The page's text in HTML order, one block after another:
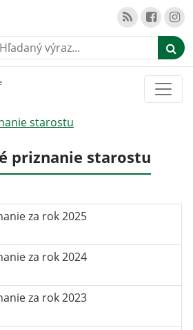
výraz...
starostu
priznanie starostu
za rok 2025
za rok 2024
za rok 2023